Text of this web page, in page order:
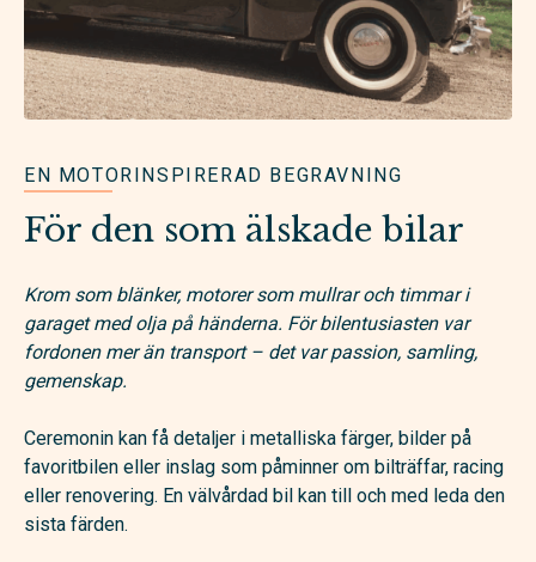
EN MOTORINSPIRERAD BEGRAVNING
För den som älskade bilar
Krom som blänker, motorer som mullrar och timmar i
garaget med olja på händerna. För bilentusiasten var
fordonen mer än transport – det var passion, samling,
gemenskap.
Ceremonin kan få detaljer i metalliska färger, bilder på
favoritbilen eller inslag som påminner om bilträffar, racing
eller renovering. En välvårdad bil kan till och med leda den
sista färden.